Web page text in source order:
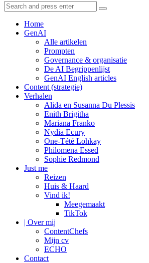
Search
Search
for:
Search
Home
GenAI
Alle artikelen
Prompten
Governance & organisatie
De AI Begrippenlijst
GenAI English articles
Content (strategie)
Verhalen
Alida en Susanna Du Plessis
Enith Brigitha
Mariana Franko
Nydia Ecury
One-Tété Lohkay
Philomena Essed
Sophie Redmond
Just me
Reizen
Huis & Haard
Vind ik!
Meegemaakt
TikTok
| Over mij
ContentChefs
Mijn cv
ECHO
Contact